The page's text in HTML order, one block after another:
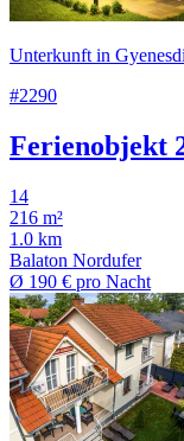
Unterkunft in
#2290
Ferienobjekt
14
216 m²
1.0 km
Balaton Nordufer
Ø 190 € pro Nacht